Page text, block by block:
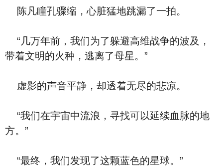
陈凡瞳孔骤缩，心脏猛地跳漏了一拍。
“几万年前，我们为了躲避高维战争的波及，
带着文明的火种，逃离了母星。”
虚影的声音平静，却透着无尽的悲凉。
“我们在宇宙中流浪，寻找可以延续血脉的地
方。”
“最终，我们发现了这颗蓝色的星球。”